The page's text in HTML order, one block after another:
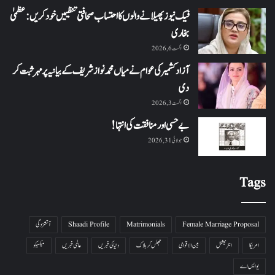
فیک نیوز پھیلانے والوں کا احتساب صحافتی تنظیمیں خود کریں: عظمیٰ
بخاری
اگست 6, 2026
آزاد کشمیر کی عوام نے میاں محمد نواز شریف کے بیانیہ پر مہر ثبت کر
دی
اگست 3, 2026
بے حسی اور منافقت کی انتہا !
جولائی 31, 2026
Tags
Female Marriage Proposal
Matrimonials
Shaadi Profile
آتشزدگی
امریکا
انٹرنیشنل بین الاقوامی جھلس کر ہلاک دنیا کی خبریں عالمی خبریں
میکسیکو
یو ایس اے